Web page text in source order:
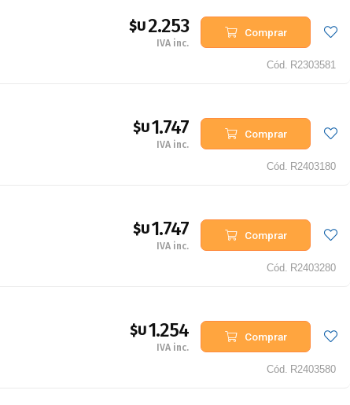
$U2.253
IVA inc.
Comprar
Cód. R2303581
$U1.747
IVA inc.
Comprar
Cód. R2403180
$U1.747
IVA inc.
Comprar
Cód. R2403280
$U1.254
IVA inc.
Comprar
Cód. R2403580